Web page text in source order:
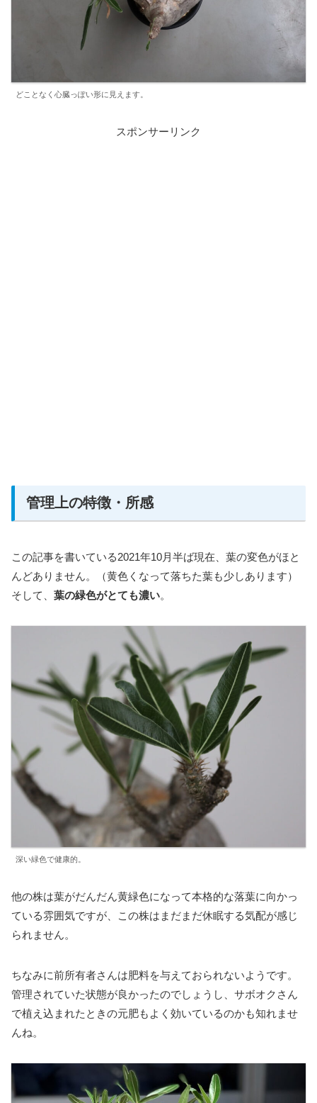
どことなく心臓っぽい形に見えます。
スポンサーリンク
管理上の特徴・所感
この記事を書いている2021年10月半ば現在、葉の変色がほと
んどありません。（黄色くなって落ちた葉も少しあります）
そして、 葉の緑色がとても濃い。
深い緑色で健康的。
他の株は葉がだんだん黄緑色になって本格的な落葉に向かっ
ている雰囲気ですが、この株はまだまだ休眠する気配が感じ
られません。
ちなみに前所有者さんは肥料を与えておられないようです。
管理されていた状態が良かったのでしょうし、サボオクさん
で植え込まれたときの元肥もよく効いているのかも知れませ
んね。